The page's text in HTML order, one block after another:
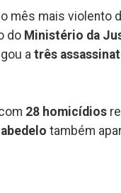
mês mais violento
do Ministério da
a três
28 homicídios
também